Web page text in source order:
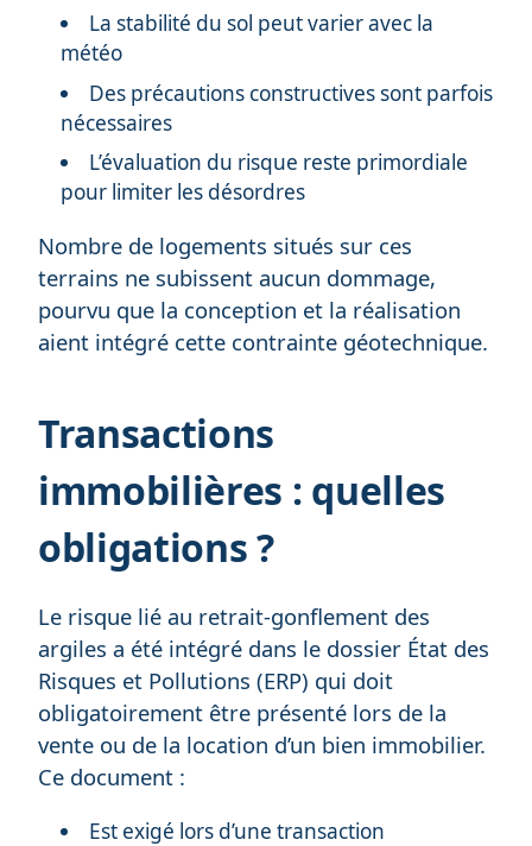
La stabilité du sol peut varier avec la
météo
Des précautions constructives sont parfois
nécessaires
L’évaluation du risque reste primordiale
pour limiter les désordres
Nombre de logements situés sur ces
terrains ne subissent aucun dommage,
pourvu que la conception et la réalisation
aient intégré cette contrainte géotechnique.
Transactions
immobilières : quelles
obligations ?
Le risque lié au retrait-gonflement des
argiles a été intégré dans le dossier État des
Risques et Pollutions (ERP) qui doit
obligatoirement être présenté lors de la
vente ou de la location d’un bien immobilier.
Ce document :
Est exigé lors d’une transaction